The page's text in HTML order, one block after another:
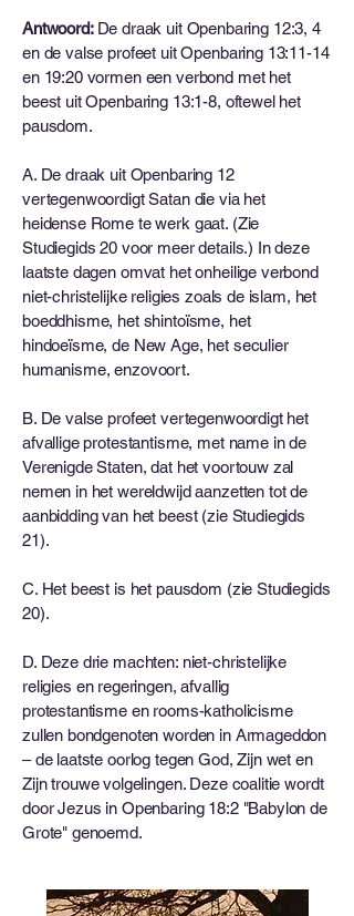
Antwoord: De draak uit Openbaring 12:3, 4
en de valse profeet uit Openbaring 13:11-14
en 19:20 vormen een verbond met het
beest uit Openbaring 13:1-8, oftewel het
pausdom.
A. De draak uit Openbaring 12
vertegenwoordigt Satan die via het
heidense Rome te werk gaat. (Zie
Studiegids 20 voor meer details.) In deze
laatste dagen omvat het onheilige verbond
niet-christelijke religies zoals de islam, het
boeddhisme, het shintoïsme, het
hindoeïsme, de New Age, het seculier
humanisme, enzovoort.
B. De valse profeet vertegenwoordigt het
afvallige protestantisme, met name in de
Verenigde Staten, dat het voortouw zal
nemen in het wereldwijd aanzetten tot de
aanbidding van het beest (zie Studiegids
21).
C. Het beest is het pausdom (zie Studiegids
20).
D. Deze drie machten: niet-christelijke
religies en regeringen, afvallig
protestantisme en rooms-katholicisme
zullen bondgenoten worden in Armageddon
– de laatste oorlog tegen God, Zijn wet en
Zijn trouwe volgelingen. Deze coalitie wordt
door Jezus in Openbaring 18:2 "Babylon de
Grote" genoemd.